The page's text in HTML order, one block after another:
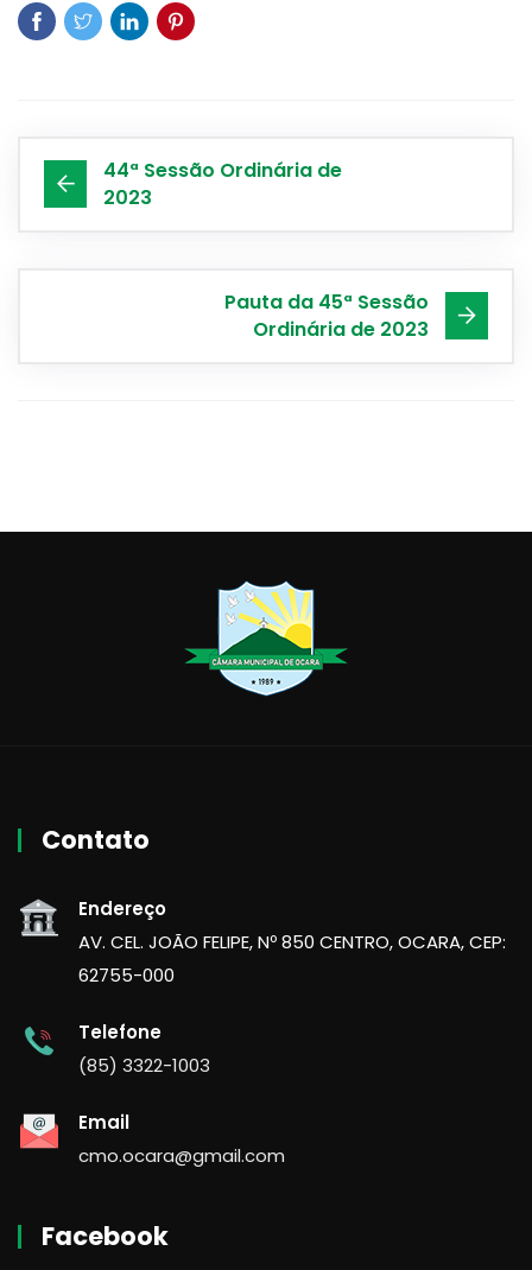
44ª Sessão Ordinária de
2023
Pauta da 45ª Sessão
Ordinária de 2023
Contato
Endereço
AV. CEL. JOÃO FELIPE, Nº 850 CENTRO, OCARA, CEP:
62755-000
Telefone
(85) 3322-1003
Email
cmo.ocara@gmail.com
Facebook